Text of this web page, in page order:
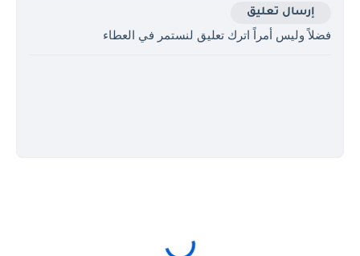
إرسال تعليق
فضلاً وليس أمراً اترك تعليق لنستمر في العطاء